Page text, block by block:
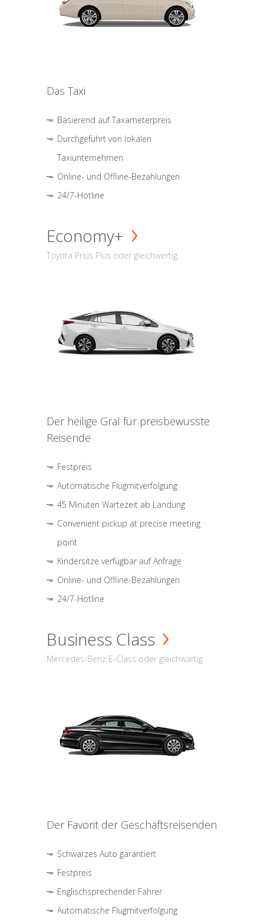
Das Taxi
Basierend auf Taxameterpreis
Durchgeführt von lokalen
Taxiunternehmen
Online- und Offline-Bezahlungen
24/7-Hotline
Economy+
Toyota Prius Plus oder gleichwertig
Der heilige Gral für preisbewusste
Reisende
Festpreis
Automatische Flugmitverfolgung
45 Minuten Wartezeit ab Landung
Convenient pickup at precise meeting
point
Kindersitze verfügbar auf Anfrage
Online- und Offline-Bezahlungen
24/7-Hotline
Business Class
Mercedes-Benz E-Class oder gleichwärtig
Der Favorit der Geschäftsreisenden
Schwarzes Auto garantiert
Festpreis
Englischsprechender Fahrer
Automatische Flugmitverfolgung